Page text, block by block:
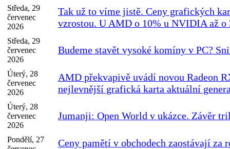
Středa, 29
červenec
2026
Tak už to víme jistě. Ceny grafických
vzrostou. U AMD o 10% u NVIDIA až o
Středa, 29
červenec
2026
Budeme stavět vysoké komíny v PC?
Úterý, 28
červenec
2026
AMD překvapivě uvádí novou Radeon
nejlevnější grafická karta aktuální
Úterý, 28
červenec
2026
Jumanji: Open World v ukázce. Závěr
Pondělí, 27
Ceny pamětí v obchodech zaostávají za